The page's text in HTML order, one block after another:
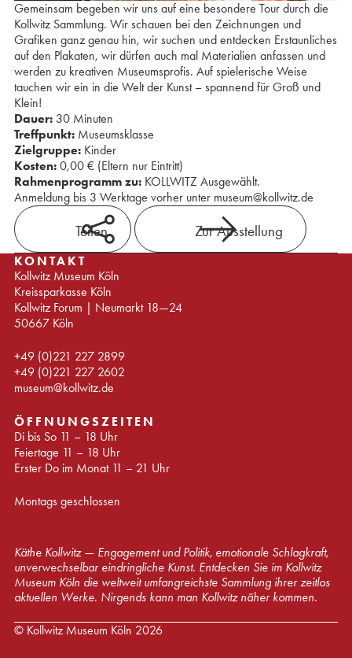
Gemeinsam begeben wir uns auf eine besondere Tour durch die
Kollwitz Sammlung. Wir schauen bei den Zeichnungen und
Grafiken ganz genau hin, wir suchen und entdecken Erstaunliches
auf den Plakaten, wir dürfen auch mal Materialien anfassen und
werden zu kreativen Museumsprofis. Auf spielerische Weise
tauchen wir ein in die Welt der Kunst – spannend für Groß und
Klein!
Dauer:30 Minuten
Treffpunkt:Museumsklasse
Zielgruppe:Kinder
Kosten:0,00 € (Eltern nur Eintritt)
Rahmenprogramm zu:KOLLWITZ Ausgewählt.
Anmeldung bis 3 Werktage vorher unter museum@kollwitz.de
Teilen Zur Ausstellung
KONTAKT
Kollwitz Museum Köln
Kreissparkasse Köln
Kollwitz Forum | Neumarkt 18—24
50667 Köln
+49 (0)221 227 2899
+49 (0)221 227 2602
museum@kollwitz.de
ÖFFNUNGSZEITEN
Di bis So 11 – 18 Uhr
Feiertage 11 – 18 Uhr
Erster Do im Monat 11 – 21 Uhr
Montags geschlossen
Käthe Kollwitz — Engagement und Politik, emotionale Schlagkraft,
unverwechselbar eindringliche Kunst. Entdecken Sie im Kollwitz
Museum Köln die weltweit umfangreichste Sammlung ihrer zeitlos
aktuellen Werke. Nirgends kann man Kollwitz näher kommen.
© Kollwitz Museum Köln 2026